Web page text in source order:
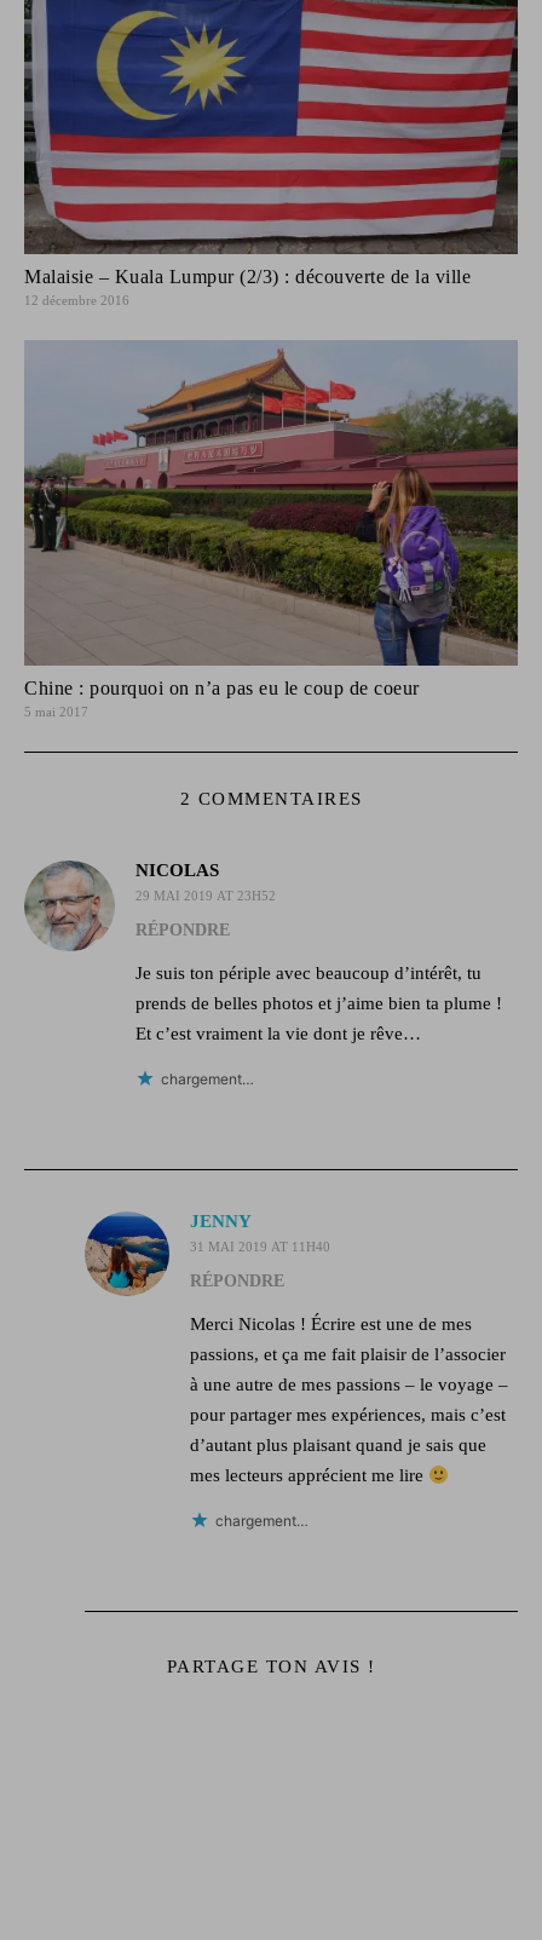
Malaisie – Kuala Lumpur (2/3) : découverte de la ville
12 décembre 2016
Chine : pourquoi on n’a pas eu le coup de coeur
5 mai 2017
2 COMMENTAIRES
NICOLAS
29 MAI 2019 AT 23H52
RÉPONDRE
Je suis ton périple avec beaucoup d’intérêt, tu
prends de belles photos et j’aime bien ta plume !
Et c’est vraiment la vie dont je rêve…
chargement…
JENNY
31 MAI 2019 AT 11H40
RÉPONDRE
Merci Nicolas ! Écrire est une de mes
passions, et ça me fait plaisir de l’associer
à une autre de mes passions – le voyage –
pour partager mes expériences, mais c’est
d’autant plus plaisant quand je sais que
mes lecteurs apprécient me lire
chargement…
PARTAGE TON AVIS !